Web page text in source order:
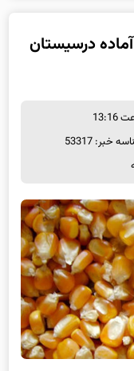
درسیستان
خبر: 53317